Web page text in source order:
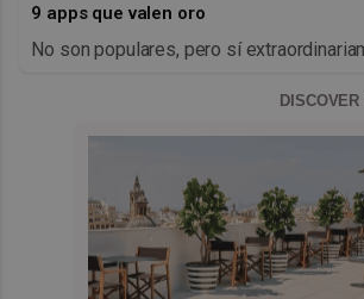
9 apps que valen oro
No son populares, pero sí